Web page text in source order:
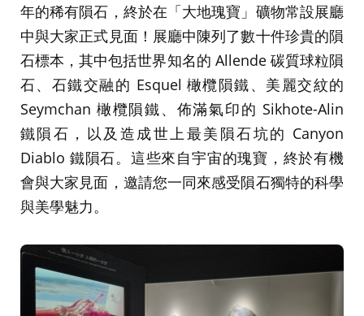
年的稀有隕石，終於在「大地瑰寶」礦物常設展廳
中與大家正式見面！展廳中陳列了數十件珍貴的隕
石標本，其中包括世界知名的 Allende 碳質球粒隕
石、石鐵交融的 Esquel 橄欖隕鐵、美麗交紋的
Seymchan 橄欖隕鐵、佈滿氣印的 Sikhote-Alin
鐵隕石，以及造成世上最美隕石坑的 Canyon
Diablo 鐵隕石。這些來自宇宙的瑰寶，終於有機
會與大家見面，邀請您一同來感受隕石獨特的科學
與美學魅力。